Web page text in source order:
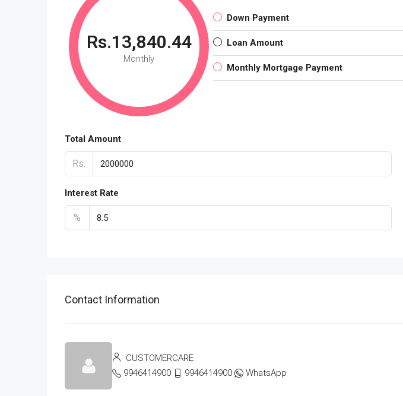
Rs.13,840.44
Monthly
Down Payment
Loan Amount
Monthly Mortgage Payment
Total Amount
Rs.
Interest Rate
%
Contact Information
CUSTOMERCARE
9946414900
9946414900 WhatsApp